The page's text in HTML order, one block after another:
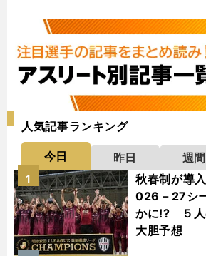
人気記事ランキング
今日 昨日 週間
秋春制が導
026－27シ
かに!? ５人
大胆予想
1